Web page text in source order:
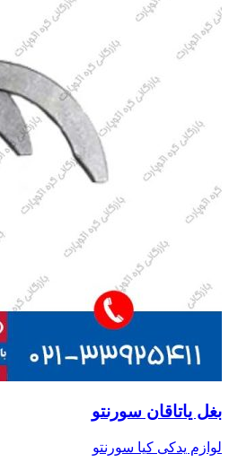
بغل یاتاقان سورنتو
لوازم یدکی کیا سورنتو